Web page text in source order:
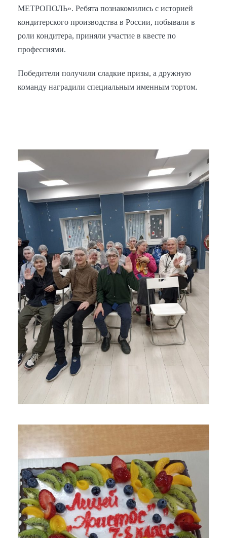
МЕТРОПОЛЬ». Ребята познакомились с историей
кондитерского производства в России, побывали в
роли кондитера, приняли участие в квесте по
профессиями.
Победители получили сладкие призы, а дружную
команду наградили специальным именным тортом.